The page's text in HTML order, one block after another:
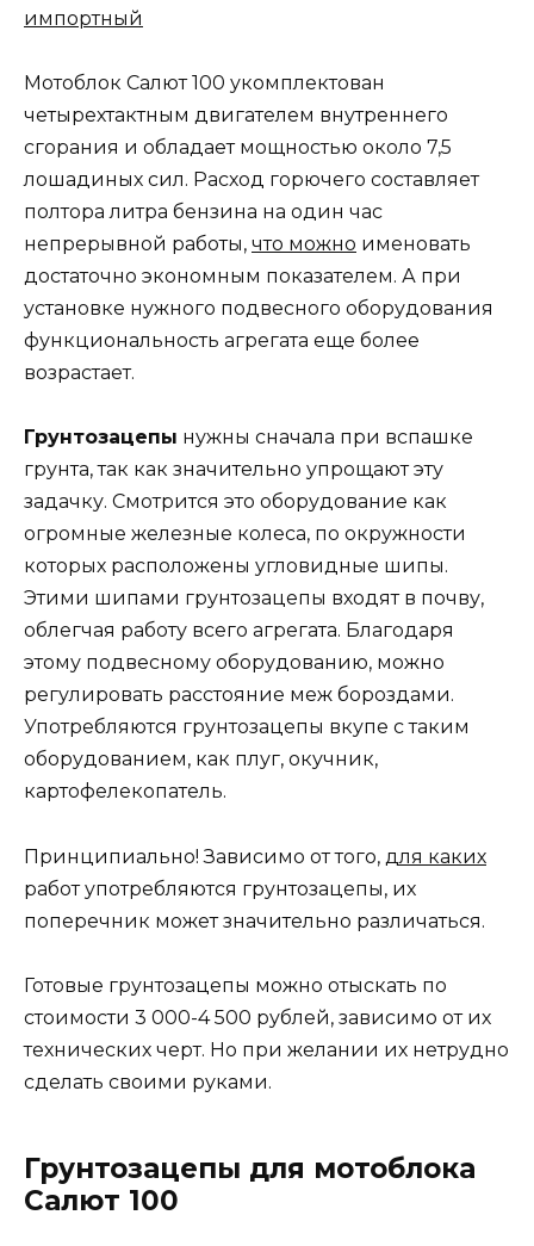
импортный
Мотоблок Салют 100 укомплектован
четырехтактным двигателем внутреннего
сгорания и обладает мощностью около 7,5
лошадиных сил. Расход горючего составляет
полтора литра бензина на один час
непрерывной работы, что можно именовать
достаточно экономным показателем. А при
установке нужного подвесного оборудования
функциональность агрегата еще более
возрастает.
Грунтозацепы нужны сначала при вспашке
грунта, так как значительно упрощают эту
задачку. Смотрится это оборудование как
огромные железные колеса, по окружности
которых расположены угловидные шипы.
Этими шипами грунтозацепы входят в почву,
облегчая работу всего агрегата. Благодаря
этому подвесному оборудованию, можно
регулировать расстояние меж бороздами.
Употребляются грунтозацепы вкупе с таким
оборудованием, как плуг, окучник,
картофелекопатель.
Принципиально! Зависимо от того, для каких
работ употребляются грунтозацепы, их
поперечник может значительно различаться.
Готовые грунтозацепы можно отыскать по
стоимости 3 000-4 500 рублей, зависимо от их
технических черт. Но при желании их нетрудно
сделать своими руками.
Грунтозацепы для мотоблока
Салют 100